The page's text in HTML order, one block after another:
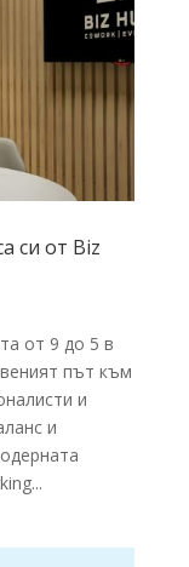
си от Biz
от 9 до 5 в
път към
и
и